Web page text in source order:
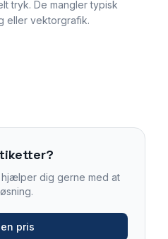
tryk. De mangler typisk
eller vektorgrafik.
hjælper dig gerne med at
pris